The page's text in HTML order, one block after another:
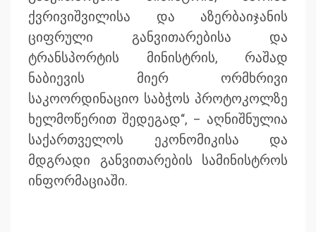
ქვრივიშვილისა და აზერბაიჯანის
ციფრული განვითარებისა და
ტრანსპორტის მინისტრის, რაშად
ნაბიევის მიერ ორმხრივი
საკოორდინაციო საბჭოს პროტოკოლზე
ხელმოწერით შედეგად“, – აღნიშნულია
საქართველოს ეკონომიკისა და
მდგრადი განვითარების სამინისტროს
ინფორმაციაში.